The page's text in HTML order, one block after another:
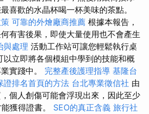
喜歡的水晶杯喝一杯美味的茶點。
可靠的外燴廠商推薦 根據本報告，
有害後果，即使大量使用也不會產生
與處理 活動工作站可讓您輕鬆執行桌
立即將各個模組中學到的技能和概
實踐中。 完整產後護理指導 基隆台
證排名首頁的方法 台北專業徵信社 由
個人創傷可能會浮現出來，因此至少
獲得證書。 SEO的真正含義 旅行社